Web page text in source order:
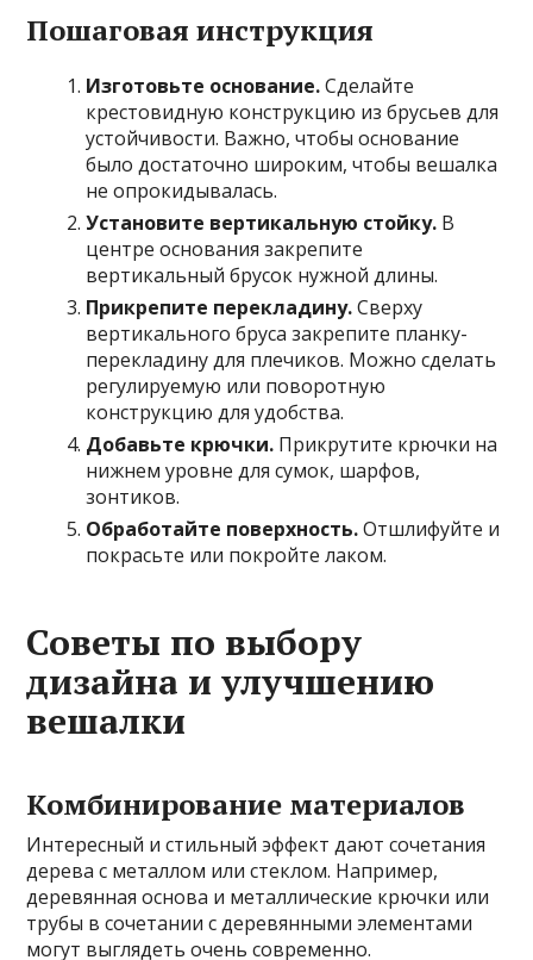
Пошаговая инструкция
Изготовьте основание.Сделайте
крестовидную конструкцию из брусьев для
устойчивости. Важно, чтобы основание
было достаточно широким, чтобы вешалка
не опрокидывалась.
Установите вертикальную стойку. В
центре основания закрепите
вертикальный брусок нужной длины.
Прикрепите перекладину.Сверху
вертикального бруса закрепите планку-
перекладину для плечиков. Можно сделать
регулируемую или поворотную
конструкцию для удобства.
Добавьте крючки. Прикрутите крючки на
нижнем уровне для сумок, шарфов,
зонтиков.
Обработайте поверхность.Отшлифуйте и
покрасьте или покройте лаком.
Советы по выбору
дизайна и улучшению
вешалки
Комбинирование материалов
Интересный и стильный эффект дают сочетания
дерева с металлом или стеклом. Например,
деревянная основа и металлические крючки или
трубы в сочетании с деревянными элементами
могут выглядеть очень современно.